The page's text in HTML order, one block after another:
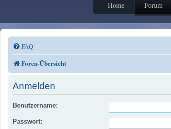
Home Forum
FAQ
Foren-Übersicht
Anmelden
Benutzername:
Passwort: